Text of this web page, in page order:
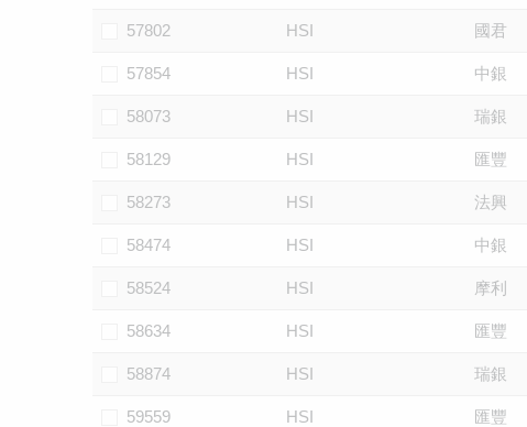
57802 HSI 國君
57854 HSI 中銀
58073 HSI 瑞銀
58129 HSI 匯豐
58273 HSI 法興
58474 HSI 中銀
58524 HSI 摩利
58634 HSI 匯豐
58874 HSI 瑞銀
59559 HSI 匯豐